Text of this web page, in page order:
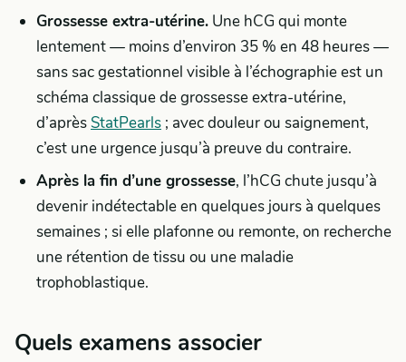
Grossesse extra-utérine. Une hCG qui monte
lentement — moins d’environ 35 % en 48 heures —
sans sac gestationnel visible à l’échographie est un
schéma classique de grossesse extra-utérine,
d’aprèsStatPearls ; avec douleur ou saignement,
c’est une urgence jusqu’à preuve du contraire.
Après la fin d’une grossesse, l’hCG chute jusqu’à
devenir indétectable en quelques jours à quelques
semaines ; si elle plafonne ou remonte, on recherche
une rétention de tissu ou une maladie
trophoblastique.
Quels examens associer